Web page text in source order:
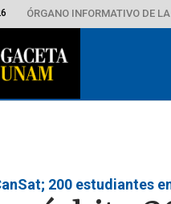
ÓRGANO INFORMATIVO DE
200 estudiantes